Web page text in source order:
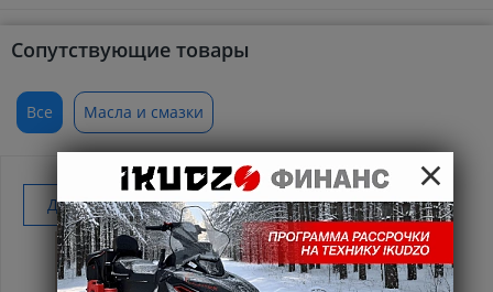
Сопутствующие товары
Все Масла и смазки
Добавить к покупке
×